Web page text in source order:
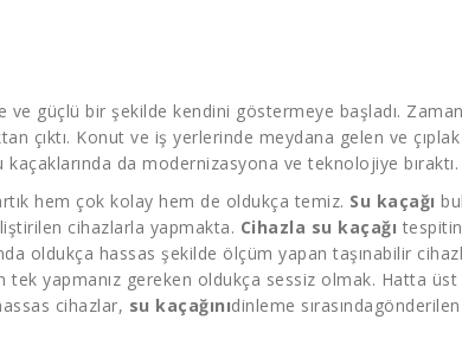
güçlü bir şekilde kendini göstermeye başladı.
çıktı. Konut ve iş yerlerinde meydana gelen ve
da modernizasyona ve teknolojiye bıraktı.
hem çok kolay hem de oldukça temiz. Su kaçağı
cihazlarla yapmakta. Cihazla su kaçağı
oldukça hassas şekilde ölçüm yapan taşınabilir
yapmanız gereken oldukça sessiz olmak. Hatta üst
cihazlar, su kaçağınıdinleme